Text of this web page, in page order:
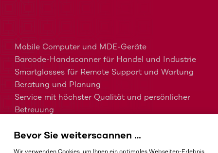
Mobile Computer und MDE-Geräte
Barcode-Handscanner für Handel und Industrie
Smartglasses für Remote Support und Wartung
Beratung und Planung
Service mit höchster Qualität und persönlicher
Betreuung
Barcodes in der Intralogistik
Barcodes im Gesundheitswesen
Bevor Sie weiterscannen …